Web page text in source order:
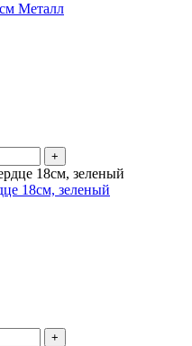
Металл
+
18см, зеленый
+